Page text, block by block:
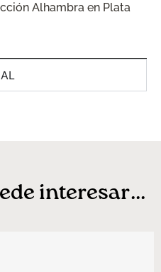
Alhambra en Plata
interesar...